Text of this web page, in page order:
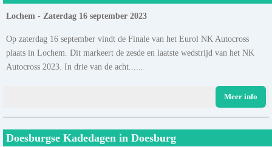
Lochem - Zaterdag 16 september 2023
Op zaterdag 16 september vindt de Finale van het Eurol NK Autocross
plaats in Lochem. Dit markeert de zesde en laatste wedstrijd van het NK
Autocross 2023. In drie van de acht......
Meer info
Doesburgse Kadedagen in Doesburg